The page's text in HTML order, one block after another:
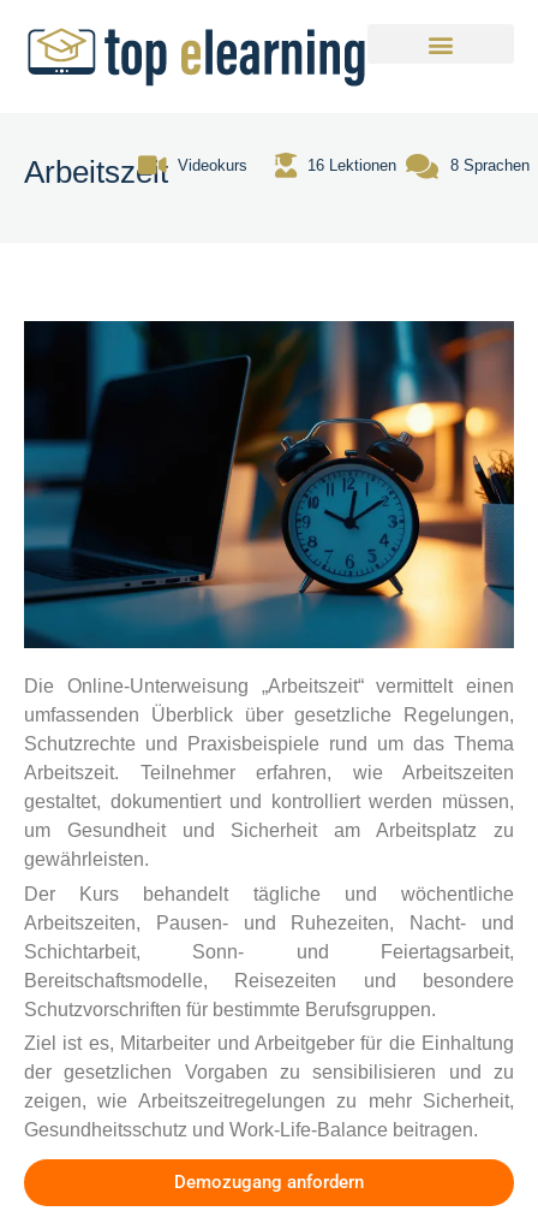
Arbeitszeit Videokurs 16 Lektionen 8 Sprachen
Die Online-Unterweisung „Arbeitszeit“ vermittelt einen
umfassenden Überblick über gesetzliche Regelungen,
Schutzrechte und Praxisbeispiele rund um das Thema
Arbeitszeit. Teilnehmer erfahren, wie Arbeitszeiten
gestaltet, dokumentiert und kontrolliert werden müssen,
um Gesundheit und Sicherheit am Arbeitsplatz zu
gewährleisten.
Der Kurs behandelt tägliche und wöchentliche
Arbeitszeiten, Pausen- und Ruhezeiten, Nacht- und
Schichtarbeit, Sonn- und Feiertagsarbeit,
Bereitschaftsmodelle, Reisezeiten und besondere
Schutzvorschriften für bestimmte Berufsgruppen.
Ziel ist es, Mitarbeiter und Arbeitgeber für die Einhaltung
der gesetzlichen Vorgaben zu sensibilisieren und zu
zeigen, wie Arbeitszeitregelungen zu mehr Sicherheit,
Gesundheitsschutz und Work-Life-Balance beitragen.
Demozugang anfordern